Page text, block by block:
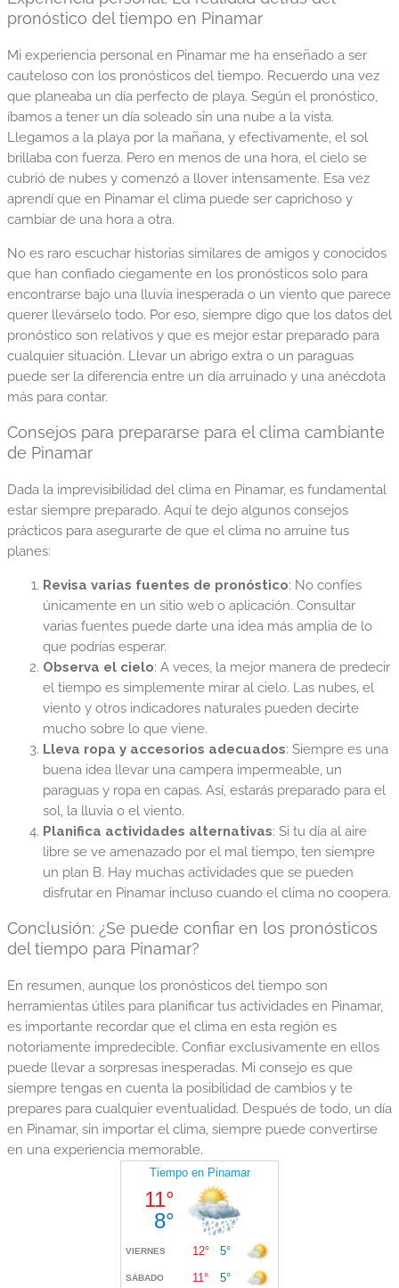
pronóstico del tiempo en Pinamar
Mi experiencia personal en Pinamar me ha enseñado a ser
cauteloso con los pronósticos del tiempo. Recuerdo una vez
que planeaba un día perfecto de playa. Según el pronóstico,
íbamos a tener un día soleado sin una nube a la vista.
Llegamos a la playa por la mañana, y efectivamente, el sol
brillaba con fuerza. Pero en menos de una hora, el cielo se
cubrió de nubes y comenzó a llover intensamente. Esa vez
aprendí que en Pinamar el clima puede ser caprichoso y
cambiar de una hora a otra.
No es raro escuchar historias similares de amigos y conocidos
que han confiado ciegamente en los pronósticos solo para
encontrarse bajo una lluvia inesperada o un viento que parece
querer llevárselo todo. Por eso, siempre digo que los datos del
pronóstico son relativos y que es mejor estar preparado para
cualquier situación. Llevar un abrigo extra o un paraguas
puede ser la diferencia entre un día arruinado y una anécdota
más para contar.
Consejos para prepararse para el clima cambiante
de Pinamar
Dada la imprevisibilidad del clima en Pinamar, es fundamental
estar siempre preparado. Aquí te dejo algunos consejos
prácticos para asegurarte de que el clima no arruine tus
planes:
Revisa varias fuentes de pronóstico: No confíes
únicamente en un sitio web o aplicación. Consultar
varias fuentes puede darte una idea más amplia de lo
que podrías esperar.
Observa el cielo: A veces, la mejor manera de predecir
el tiempo es simplemente mirar al cielo. Las nubes, el
viento y otros indicadores naturales pueden decirte
mucho sobre lo que viene.
Lleva ropa y accesorios adecuados: Siempre es una
buena idea llevar una campera impermeable, un
paraguas y ropa en capas. Así, estarás preparado para el
sol, la lluvia o el viento.
Planifica actividades alternativas: Si tu día al aire
libre se ve amenazado por el mal tiempo, ten siempre
un plan B. Hay muchas actividades que se pueden
disfrutar en Pinamar incluso cuando el clima no coopera.
Conclusión: ¿Se puede confiar en los pronósticos
del tiempo para Pinamar?
En resumen, aunque los pronósticos del tiempo son
herramientas útiles para planificar tus actividades en Pinamar,
es importante recordar que el clima en esta región es
notoriamente impredecible. Confiar exclusivamente en ellos
puede llevar a sorpresas inesperadas. Mi consejo es que
siempre tengas en cuenta la posibilidad de cambios y te
prepares para cualquier eventualidad. Después de todo, un día
en Pinamar, sin importar el clima, siempre puede convertirse
en una experiencia memorable.